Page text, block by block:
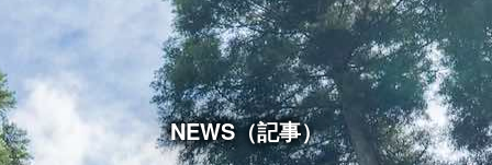
NEWS（記事）